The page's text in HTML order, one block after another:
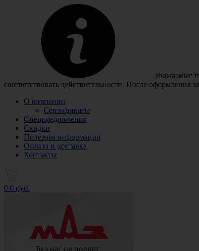
Уважаемые
соответствовать действительности. После оформления
О компании
Сертификаты
Спецпредложения
Скидки
Полезная информация
Оплата и доставка
Контакты
0 0 руб.